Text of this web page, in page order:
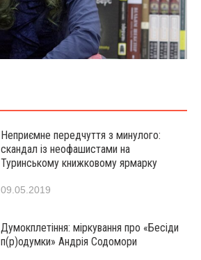
Неприємне передчуття з минулого:
скандал із неофашистами на
Туринському книжковому ярмарку
09.05.2019
Думокплетіння: міркування про «Бесіди
п(р)одумки» Андрія Содомори